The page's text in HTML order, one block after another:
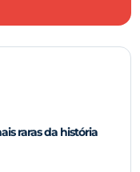
raras da história